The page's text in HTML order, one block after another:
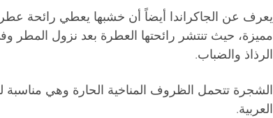
يعرف عن الجاكراندا أيضاً أن خشبها يعطي رائحة
مميزة، حيث تنتشر رائحتها العطرة بعد نزول المطر
الرذاذ والضباب.
الشجرة تتحمل الظروف المناخية الحارة وهي مناسبة
العربية.